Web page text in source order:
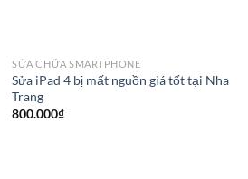
SỬA CHỮA SMARTPHONE
Sửa iPad 4 bị mất nguồn giá tốt tại Nha
Trang
800.000₫